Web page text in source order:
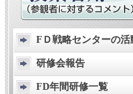
FＤ戦略センターの活
研修会報告
FD年間研修一覧